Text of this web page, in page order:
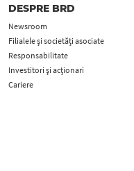
DESPRE BRD
Newsroom
Filialele și societăți asociate
Responsabilitate
Investitori și acționari
Cariere